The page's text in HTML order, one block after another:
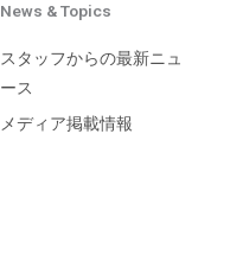
News & Topics
スタッフからの最新ニュ
ース
メディア掲載情報